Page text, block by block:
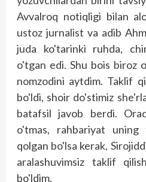
Avvalroq notiqligi bilan
ustoz jurnalist va adib
juda ko'tarinki ruhda,
o'tgan edi. Shu bois biroz
nomzodini aytdim. Taklif
bo'ldi, shoir do's­timiz
batafsil javob berdi.
o'tmas, rahbariyat
qolgan bo'lsa kerak,
aralashuvimsiz taklif
bo'ldim.